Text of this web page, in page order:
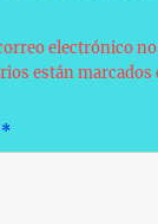
electrónico
están marcados
*